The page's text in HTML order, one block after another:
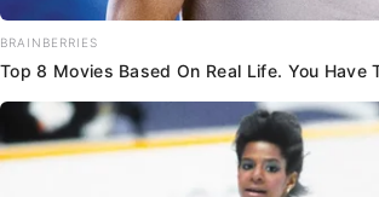
BRAINBERRIES
Top 8 Movies Based On Real Life. You Have